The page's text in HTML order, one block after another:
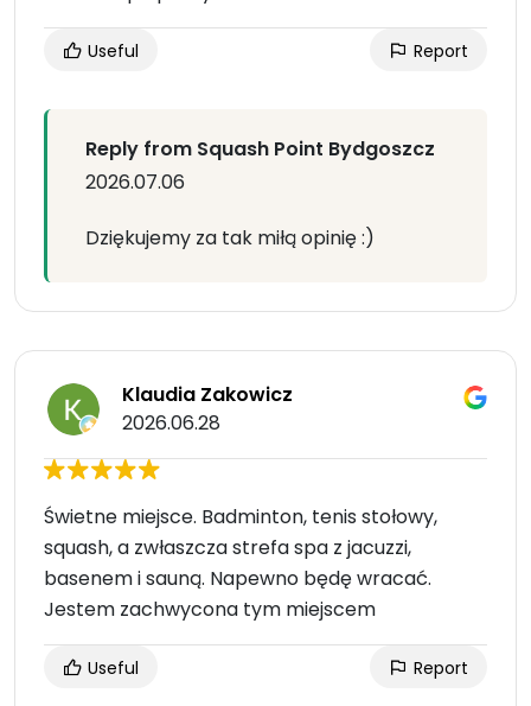
Useful Report
Reply from Squash Point Bydgoszcz
2026.07.06
Dziękujemy za tak miłą opinię :)
Klaudia Zakowicz
2026.06.28
Świetne miejsce. Badminton, tenis stołowy,
squash, a zwłaszcza strefa spa z jacuzzi,
basenem i sauną. Napewno będę wracać.
Jestem zachwycona tym miejscem
Useful Report